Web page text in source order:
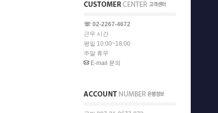
☏ 02-2267-4672
근무 시간
평일 10:00~18:00
주말 휴무
E-mail 문의